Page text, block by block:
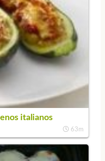
italianos
63m